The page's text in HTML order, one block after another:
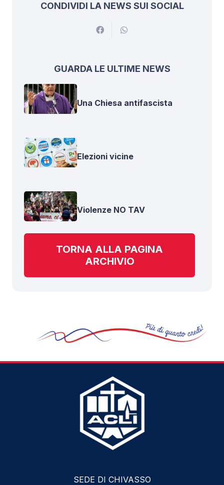
CONDIVIDI LA NEWS SUI SOCIAL
GUARDA LE ULTIME NEWS
Una Chiesa antifascista
Elezioni vicine
Violenze NO TAV
TORNA ALLA PAGINA
ARCHIVIO
SEDE DI CHIVASSO